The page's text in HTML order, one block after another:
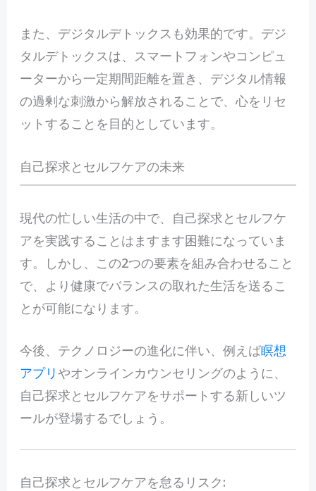
また、デジタルデトックスも効果的です。デジ
タルデトックスは、スマートフォンやコンピュ
ーターから一定期間距離を置き、デジタル情報
の過剰な刺激から解放されることで、心をリセ
ットすることを目的としています。
自己探求とセルフケアの未来
現代の忙しい生活の中で、自己探求とセルフケ
アを実践することはますます困難になっていま
す。しかし、この2つの要素を組み合わせること
で、より健康でバランスの取れた生活を送るこ
とが可能になります。
今後、テクノロジーの進化に伴い、例えば瞑想
アプリやオンラインカウンセリングのように、
自己探求とセルフケアをサポートする新しいツ
ールが登場するでしょう。
自己探求とセルフケアを怠るリスク: